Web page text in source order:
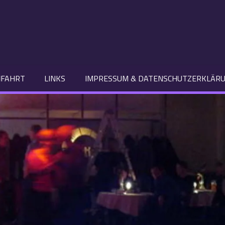
LINKS IMPRESSUM &